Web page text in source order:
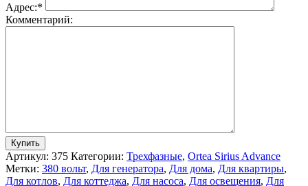
Адрес:*
Комментарий:
Артикул: 375 Категории: Трехфазные, Ortea Sirius Advance
Метки: 380 вольт, Для генератора, Для дома, Для квартиры,
Для котлов, Для коттеджа, Для насоса, Для освещения, Для